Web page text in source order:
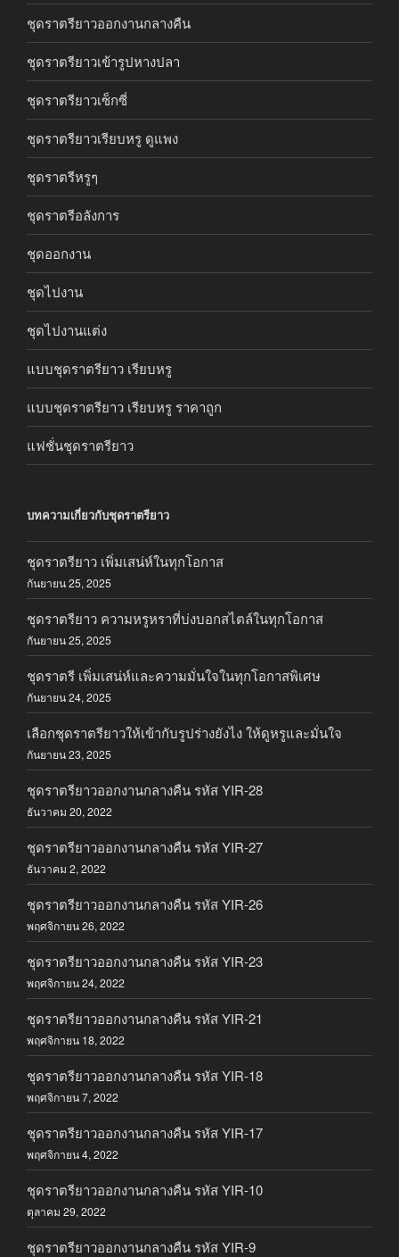
ชุดราตรียาวออกงานกลางคืน
ชุดราตรียาวเข้ารูปหางปลา
ชุดราตรียาวเซ็กซี่
ชุดราตรียาวเรียบหรู ดูแพง
ชุดราตรีหรูๆ
ชุดราตรีอลังการ
ชุดออกงาน
ชุดไปงาน
ชุดไปงานแต่ง
แบบชุดราตรียาว เรียบหรู
แบบชุดราตรียาว เรียบหรู ราคาถูก
แฟชั่นชุดราตรียาว
บทความเกี่ยวกับชุดราตรียาว
ชุดราตรียาว เพิ่มเสน่ห์ในทุกโอกาส
กันยายน 25, 2025
ชุดราตรียาว ความหรูหราที่บ่งบอกสไตล์ในทุกโอกาส
กันยายน 25, 2025
ชุดราตรี เพิ่มเสน่ห์และความมั่นใจในทุกโอกาสพิเศษ
กันยายน 24, 2025
เลือกชุดราตรียาวให้เข้ากับรูปร่างยังไง ให้ดูหรูและมั่นใจ
กันยายน 23, 2025
ชุดราตรียาวออกงานกลางคืน รหัส YIR-28
ธันวาคม 20, 2022
ชุดราตรียาวออกงานกลางคืน รหัส YIR-27
ธันวาคม 2, 2022
ชุดราตรียาวออกงานกลางคืน รหัส YIR-26
พฤศจิกายน 26, 2022
ชุดราตรียาวออกงานกลางคืน รหัส YIR-23
พฤศจิกายน 24, 2022
ชุดราตรียาวออกงานกลางคืน รหัส YIR-21
พฤศจิกายน 18, 2022
ชุดราตรียาวออกงานกลางคืน รหัส YIR-18
พฤศจิกายน 7, 2022
ชุดราตรียาวออกงานกลางคืน รหัส YIR-17
พฤศจิกายน 4, 2022
ชุดราตรียาวออกงานกลางคืน รหัส YIR-10
ตุลาคม 29, 2022
ชุดราตรียาวออกงานกลางคืน รหัส YIR-9